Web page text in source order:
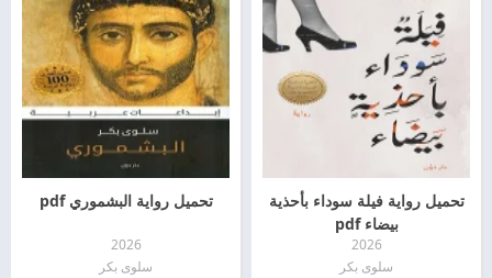
تحميل رواية فيلة سوداء بأحذية
بيضاء pdf
2026
سلوى بكر
تحميل رواية البشموري pdf
2026
سلوى بكر